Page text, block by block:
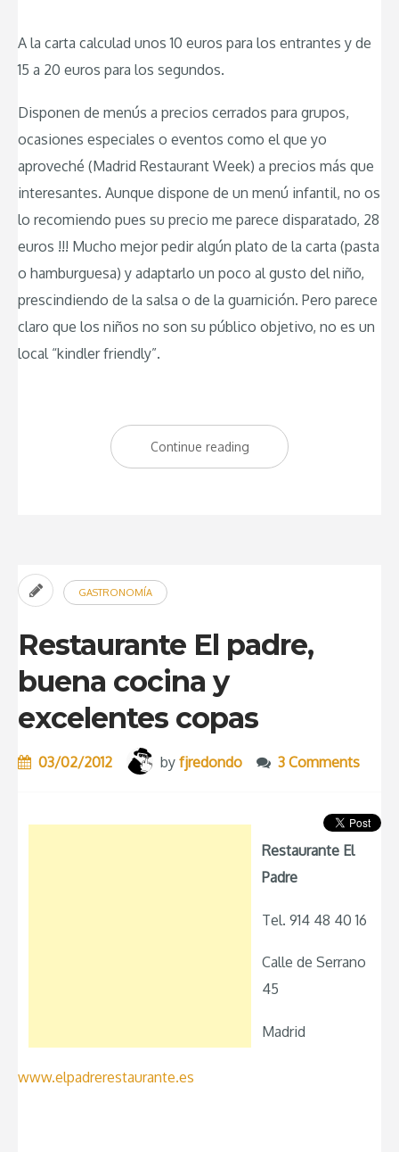
A la carta calculad unos 10 euros para los entrantes y de
15 a 20 euros para los segundos.
Disponen de menús a precios cerrados para grupos,
ocasiones especiales o eventos como el que yo
aproveché (Madrid Restaurant Week) a precios más que
interesantes. Aunque dispone de un menú infantil, no os
lo recomiendo pues su precio me parece disparatado, 28
euros !!! Mucho mejor pedir algún plato de la carta (pasta
o hamburguesa) y adaptarlo un poco al gusto del niño,
prescindiendo de la salsa o de la guarnición. Pero parece
claro que los niños no son su público objetivo, no es un
local “kindler friendly”.
Continue reading “Restaurante
Colonial
públicos”
GASTRONOMÍA
Restaurante El padre,
buena cocina y
excelentes copas
03/02/2012 by fjredondo 3 Comments
Restaurante El
Padre
Tel. 914 48 40 16
Calle de Serrano
45
Madrid
www.elpadrerestaurante.es